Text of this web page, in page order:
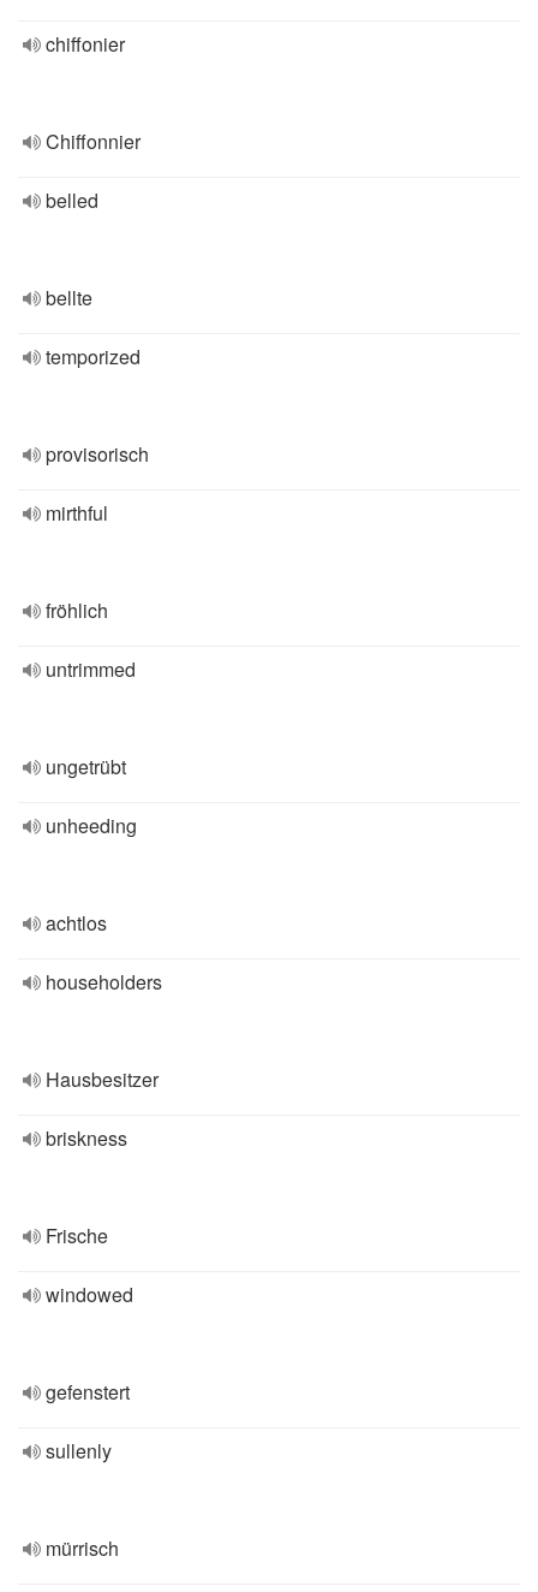
chiffonier
Chiffonnier
belled
bellte
temporized
provisorisch
mirthful
fröhlich
untrimmed
ungetrübt
unheeding
achtlos
householders
Hausbesitzer
briskness
Frische
windowed
gefenstert
sullenly
mürrisch